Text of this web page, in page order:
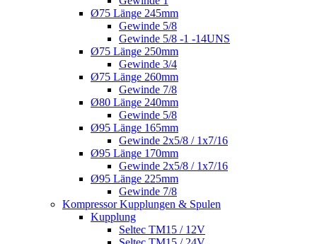
Ø75 Länge 245mm
Gewinde 5/8
Gewinde 5/8 -1 -14UNS
Ø75 Länge 250mm
Gewinde 3/4
Ø75 Länge 260mm
Gewinde 7/8
Ø80 Länge 240mm
Gewinde 5/8
Ø95 Länge 165mm
Gewinde 2x5/8 / 1x7/16
Ø95 Länge 170mm
Gewinde 2x5/8 / 1x7/16
Ø95 Länge 225mm
Gewinde 7/8
Kompressor Kupplungen & Spulen
Kupplung
Seltec TM15 / 12V